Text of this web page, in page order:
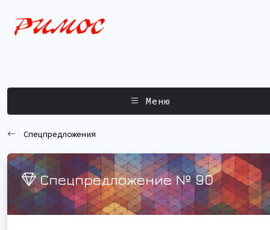
Меню
Спецпредложения
Спецпредложение № 90